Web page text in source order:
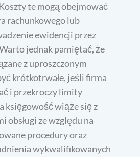
te mogą obejmować
rachunkowego lub
ewidencji przez
jednak pamiętać, że
z uproszczonym
krótkotrwałe, jeśli firma
i przekroczy limity
księgowość wiąże się z
obsługi ze względu na
procedury oraz
wykwalifikowanych